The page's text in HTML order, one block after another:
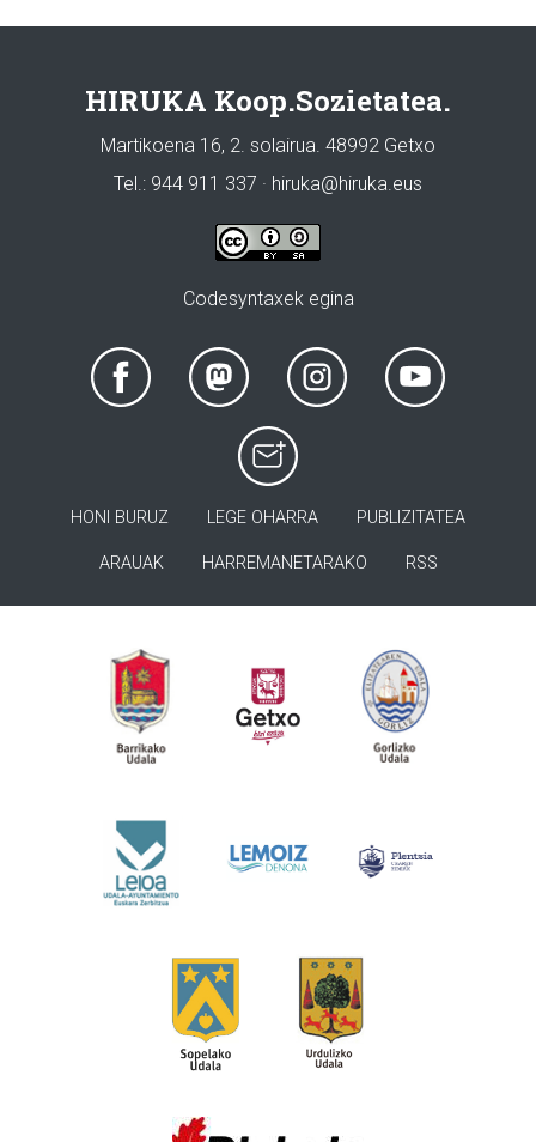
HIRUKA Koop.Sozietatea.
Martikoena 16, 2. solairua. 48992 Getxo
Tel.: 944 911 337 · hiruka@hiruka.eus
Codesyntaxek egina
HONI BURUZ LEGE OHARRA PUBLIZITATEA
ARAUAK HARREMANETARAKO RSS